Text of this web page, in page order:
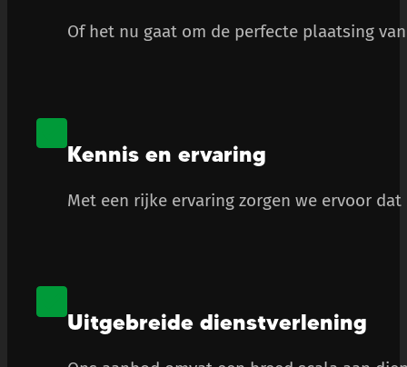
Of het nu gaat om de perfecte plaatsing
Kennis en ervaring
Met een rijke ervaring zorgen we ervoor
Uitgebreide dienstverlening